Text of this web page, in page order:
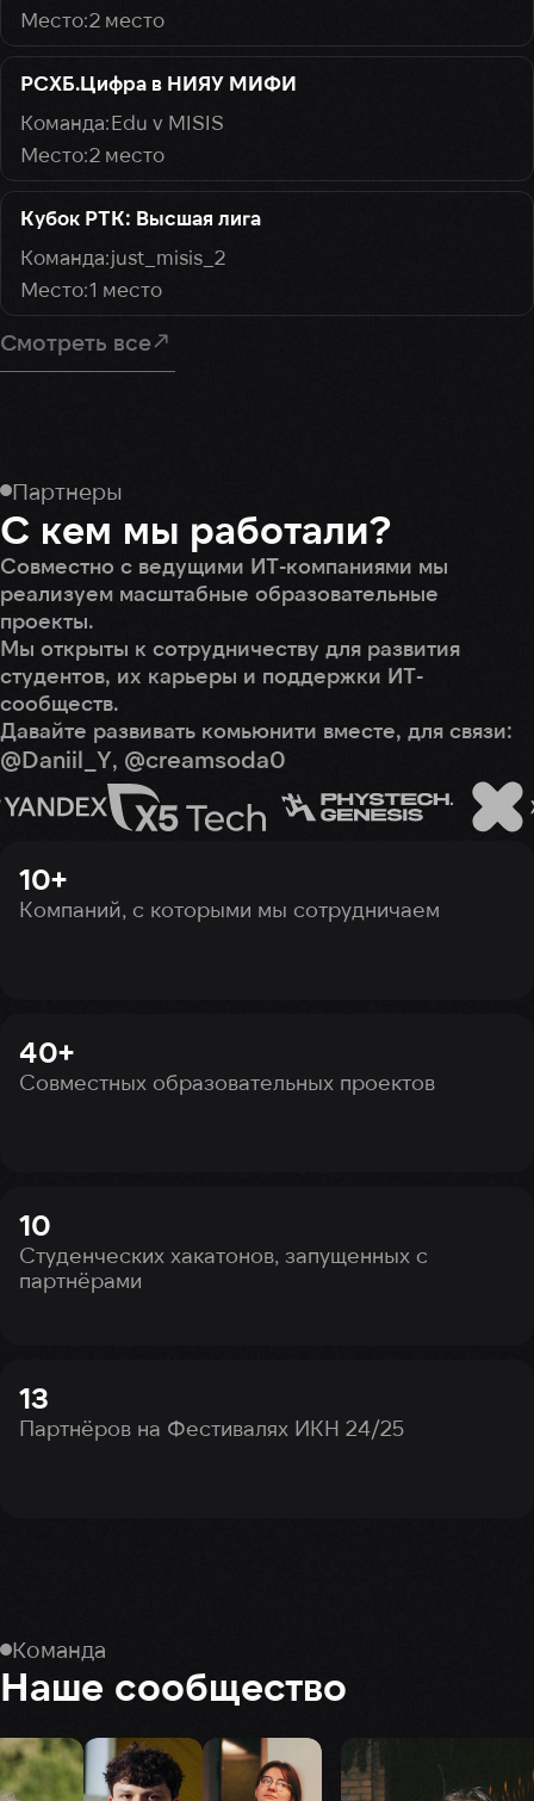
2 место
РСХБ.Цифра в НИЯУ МИФИ
Edu v MISIS
2 место
Кубок РТК: Высшая лига
just_misis_2
1 место
Смотреть все
Партнеры
С кем мы работали?
Совместно с ведущими ИТ-компаниями мы
реализуем масштабные образовательные
проекты.
Мы открыты к сотрудничеству для развития
студентов, их карьеры и поддержки ИТ-
сообществ.
Давайте развивать комьюнити вместе, для связи:
@Daniil_Y, @creamsoda0
10+
Компаний, с которыми мы сотрудничаем
40+
Совместных образовательных проектов
10
Студенческих хакатонов, запущенных с
партнёрами
13
Партнёров на Фестивалях ИКН 24/25
Команда
Наше сообщество